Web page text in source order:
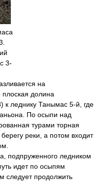
3-
на
долина
к леднику Танымас 5-й, где
По осыпи над
турами торная
реки, а потом входит
подпруженного ледником
идет по осыпям
следует продолжить